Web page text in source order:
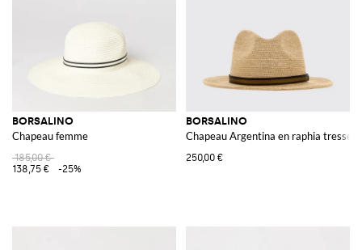
BORSALINO
Chapeau femme
185,00 €
138,75 €
-25%
BORSALINO
Chapeau Argentina en raphia tressé
250,00 €